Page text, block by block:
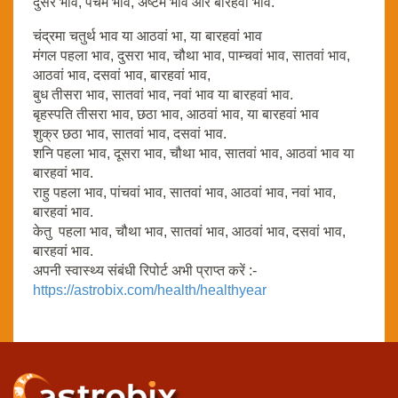
चंद्रमा चतुर्थ भाव या आठवां भा, या बारहवां भाव
मंगल पहला भाव, दुसरा भाव, चौथा भाव, पाम्चवां भाव, सातवां भाव,
आठवां भाव, दसवां भाव, बारहवां भाव,
बुध तीसरा भाव, सातवां भाव, नवां भाव या बारहवां भाव.
बृहस्पति तीसरा भाव, छठा भाव, आठवां भाव, या बारहवां भाव
शुक्र छठा भाव, सातवां भाव, दसवां भाव.
शनि पहला भाव, दूसरा भाव, चौथा भाव, सातवां भाव, आठवां भाव या
बारहवां भाव.
राहु पहला भाव, पांचवां भाव, सातवां भाव, आठवां भाव, नवां भाव,
बारहवां भाव.
केतु पहला भाव, चौथा भाव, सातवां भाव, आठवां भाव, दसवां भाव,
बारहवां भाव.
अपनी स्वास्थ्य संबंधी रिपोर्ट अभी प्राप्त करें :-
https://astrobix.com/health/healthyear